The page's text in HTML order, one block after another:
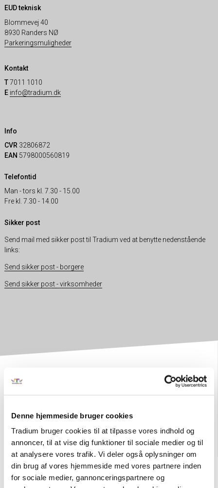
Denne hjemmeside bruger cookies
Tradium bruger cookies til at tilpasse vores indhold og
annoncer, til at vise dig funktioner til sociale medier og til
at analysere vores trafik. Vi deler også oplysninger om
din brug af vores hjemmeside med vores partnere inden
for sociale medier, gannonceringspartnere og
EUD teknisk
Blommevej 40
8930 Randers NØ
Parkeringsmuligheder
Kontakt
T7011 1010
E info@tradium.dk
Info
CVR 32806872
EAN 5798000560819
Telefontid
Man - tors kl. 7.30 - 15.00
Fre kl. 7.30 - 14.00
Sikker post
Send mail med sikker post til Tradium ved at benytte nedenstående
links:
Send sikker post - borgere
Send sikker post - virksomheder